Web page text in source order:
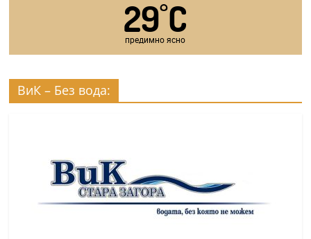
29°C
предимно ясно
ВиК – Без вода: